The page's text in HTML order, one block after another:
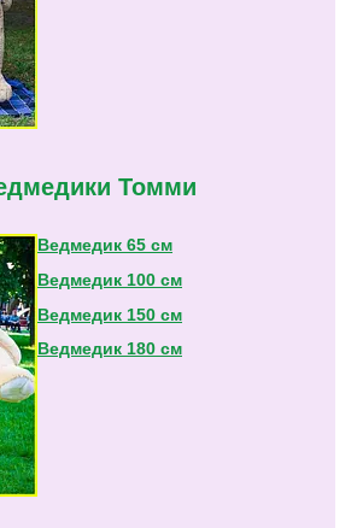
Томми
Ведмедик 65 см
Ведмедик 100 см
Ведмедик 150 см
Ведмедик 180 см